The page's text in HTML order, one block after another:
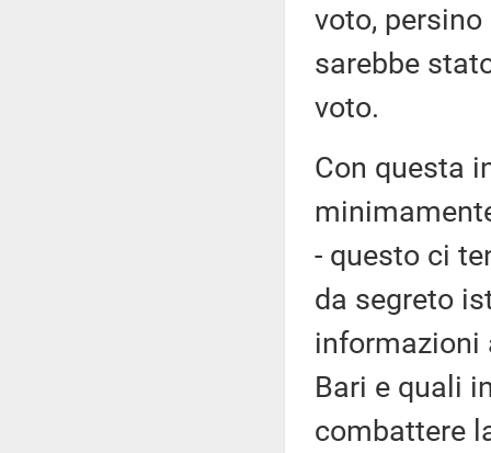
voto,
sarebbe
voto.
Con questa
- questo ci
da segreto
informazioni
Bari e quali
combattere